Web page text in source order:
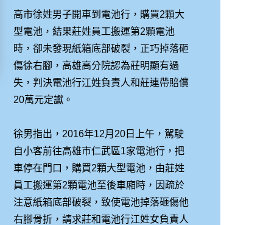
高市徐姓男子開車到電池行，購買2顆大
型電池，結果莊姓員工搬運第2顆電池
時，卻未發現紙箱底部破裂，正巧掉落砸
傷徐右腳，高雄高分院認為莊明顯有過
失，判決電池行江姓負責人和莊連帶賠償
20萬元定讞。
徐男指出，2016年12月20日上午，駕駛
自小客前往高雄市仁武區1家電池行，把
車停在門口，購買2顆大型電池，由莊姓
員工搬運第2顆電池至後車廂時，因疏於
注意紙箱底部破裂，致使電池掉落砸傷他
右腳骨折，請求莊和電池行江姓女負責人